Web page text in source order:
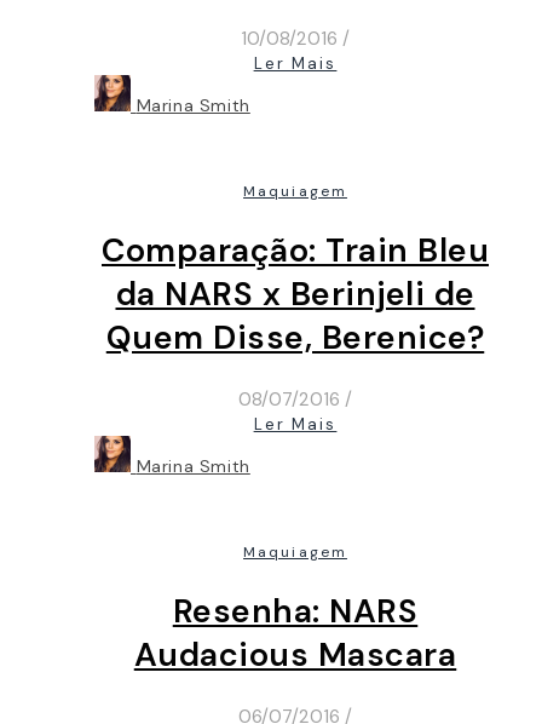
10/08/2016 /
Ler Mais
Marina Smith
Maquiagem
Comparação: Train Bleu
da NARS x Berinjeli de
Quem Disse, Berenice?
08/07/2016 /
Ler Mais
Marina Smith
Maquiagem
Resenha: NARS
Audacious Mascara
06/07/2016 /